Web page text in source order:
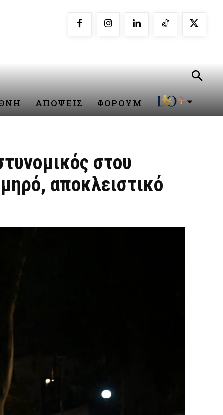
ΑΠΟΨΕΙΣ ΦΟΡΟΥΜ
στου
αποκλειστικό